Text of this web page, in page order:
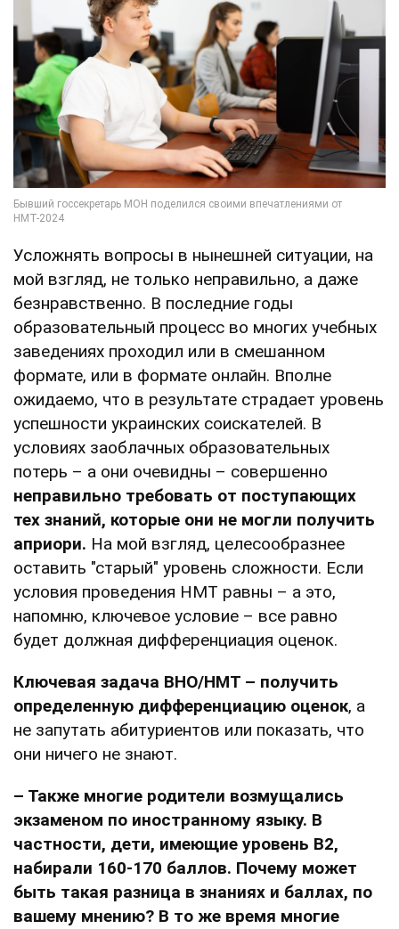
Усложнять вопросы в нынешней ситуации, на
мой взгляд, не только неправильно, а даже
безнравственно. В последние годы
образовательный процесс во многих учебных
заведениях проходил или в смешанном
формате, или в формате онлайн. Вполне
ожидаемо, что в результате страдает уровень
успешности украинских соискателей. В
условиях заоблачных образовательных
потерь – а они очевидны – совершенно
неправильно требовать от поступающих
тех знаний, которые они не могли получить
априори. На мой взгляд, целесообразнее
оставить "старый" уровень сложности. Если
условия проведения НМТ равны – а это,
напомню, ключевое условие – все равно
будет должная дифференциация оценок.
Ключевая задача ВНО/НМТ – получить
определенную дифференциацию оценок, а
не запутать абитуриентов или показать, что
они ничего не знают.
– Также многие родители возмущались
экзаменом по иностранному языку. В
частности, дети, имеющие уровень В2,
набирали 160-170 баллов. Почему может
быть такая разница в знаниях и баллах, по
вашему мнению? В то же время многие